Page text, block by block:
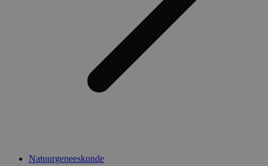
Natuurgeneeskunde